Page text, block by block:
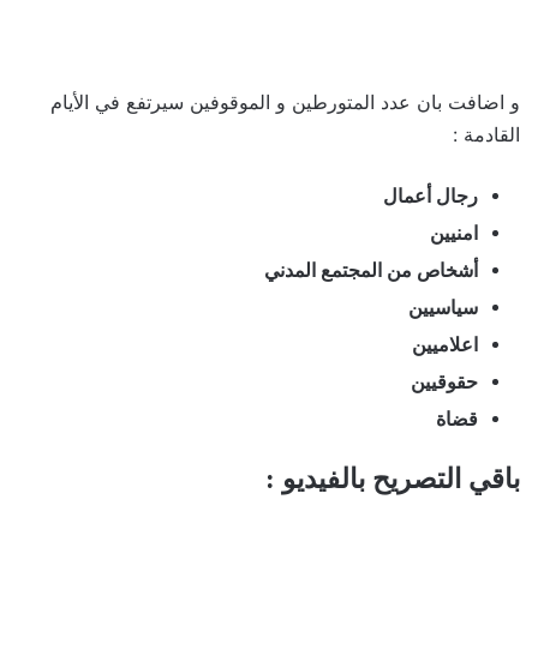
و اضافت بان عدد المتورطين و الموقوفين سيرتفع في الأيام
القادمة :
رجال أعمال
امنيين
أشخاص من المجتمع المدني
سياسيين
اعلاميين
حقوقيين
قضاة
باقي التصريح بالفيديو :